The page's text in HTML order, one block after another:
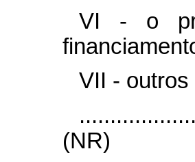
VI - o
VII -
(NR)